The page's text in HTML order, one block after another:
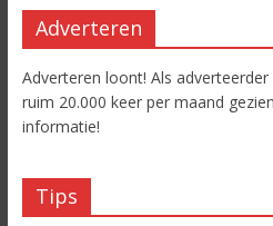
Adverteren
Adverteren loont! Als
ruim 20.000 keer per maand
informatie!
Tips